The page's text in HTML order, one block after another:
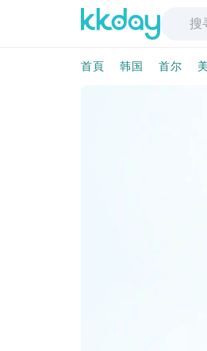
首頁 韩国 首尔